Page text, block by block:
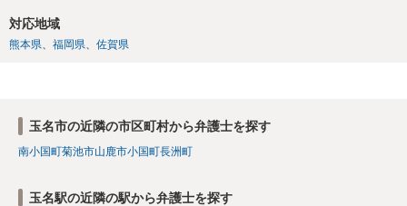
対応地域
熊本県 福岡県 佐賀県
玉名市の近隣の市区町村から弁護士を探す
南小国町菊池市山鹿市小国町長洲町
玉名駅の近隣の駅から弁護士を探す